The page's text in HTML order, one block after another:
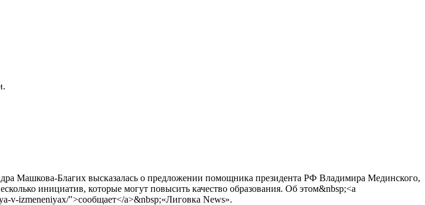
Машкова-Благих высказалась о предложении помощника президента РФ Владимира Мединского,
инициатив, которые могут повысить качество образования. Об этом&nbsp;<a
v-izmeneniyax/">сообщает</a>&nbsp;«Лиговка News».